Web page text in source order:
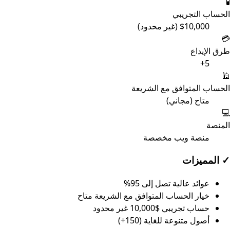
الحساب التجريبي
$10,000 (غير محدود)
💳
طرق الإيداع
5+
🕌
الحساب المتوافق مع الشريعة
متاح (مجاني)
💻
المنصة
منصة ويب مخصصة
✓ المميزات
عوائد عالية تصل إلى 95%
خيار الحساب المتوافق مع الشريعة متاح
حساب تجريبي $10,000 غير محدود
أصول متنوعة للغاية (150+)